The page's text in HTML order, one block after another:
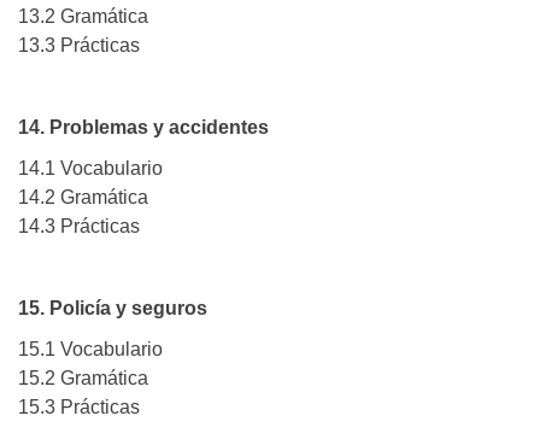
13.2 Gramática
13.3 Prácticas
14. Problemas y accidentes
14.1 Vocabulario
14.2 Gramática
14.3 Prácticas
15. Policía y seguros
15.1 Vocabulario
15.2 Gramática
15.3 Prácticas